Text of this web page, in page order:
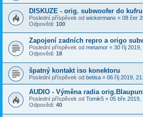
DISKUZE - orig. subwoofer do
Poslední příspěvek od wickermanx « 08 čer
Odpovědi: 100
Zapojení zadních repro a origo
Poslední příspěvek od metamor « 30 říj 2019,
Odpovědi: 18
špatný kontakt iso konektoru
Poslední příspěvek od betisa « 06 říj 2019,
AUDIO - Výměna radia
Poslední příspěvek od Tomik5 « 05 bře 2019,
Odpovědi: 40